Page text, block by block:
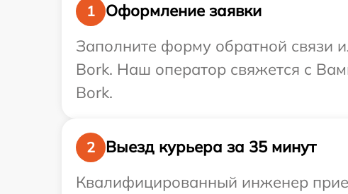
1
Оформление заявки
Заполните форму обратной связи
Bork. Наш оператор свяжется с
Bork.
2
Выезд курьера за 35 минут
Квалифицированный инженер